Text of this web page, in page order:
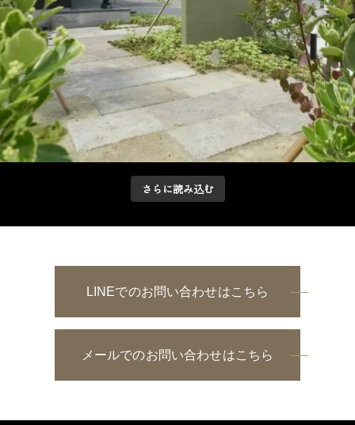
さらに読み込む
LINEでのお問い合わせはこちら
メールでのお問い合わせはこちら